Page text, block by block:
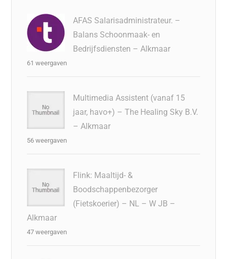
AFAS Salarisadministrateur. –
Balans Schoonmaak- en
Bedrijfsdiensten – Alkmaar
61 weergaven
Multimedia Assistent (vanaf 15
jaar, havo+) – The Healing Sky B.V.
– Alkmaar
56 weergaven
Flink: Maaltijd- &
Boodschappenbezorger
(Fietskoerier) – NL – W JB –
Alkmaar
47 weergaven